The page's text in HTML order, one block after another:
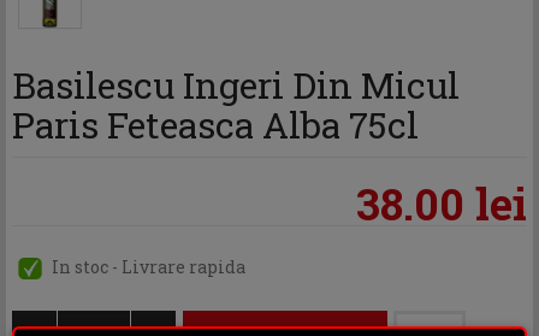
Basilescu Ingeri Din Micul
Paris Feteasca Alba 75cl
38.00 lei
In stoc - Livrare rapida